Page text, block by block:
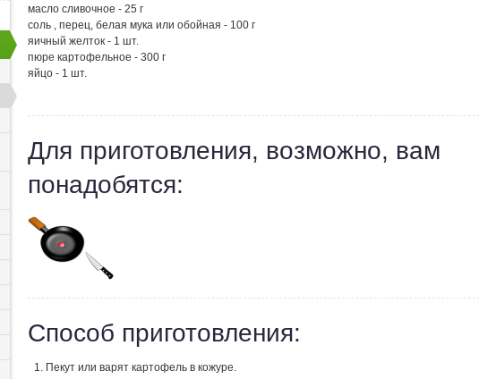
масло сливочное - 25 г
соль , перец, белая мука или обойная - 100 г
яичный желток - 1 шт.
пюре картофельное - 300 г
яйцо - 1 шт.
Для приготовления, возможно, вам
понадобятся:
Способ приготовления:
Пекут или варят картофель в кожуре.